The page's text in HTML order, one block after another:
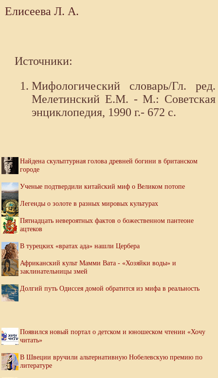
Елисеева Л. А.
Источники:
Мифологический словарь/Гл. ред.
Мелетинский Е.М. - М.: Советская
энциклопедия, 1990 г.- 672 с.
Найдена скульптурная голова древней богини в британском
городе
Ученые подтвердили китайский миф о Великом потопе
Легенды о золоте в разных мировых культурах
Пятнадцать невероятных фактов о божественном пантеоне
ацтеков
В турецких «вратах ада» нашли Цербера
Африканский культ Мамми Вата - «Хозяйки воды» и
заклинательницы змей
Долгий путь Одиссея домой обратится из мифа в реальность
Появился новый портал о детском и юношеском чтении «Хочу
читать»
В Швеции вручили альтернативную Нобелевскую премию по
литературе